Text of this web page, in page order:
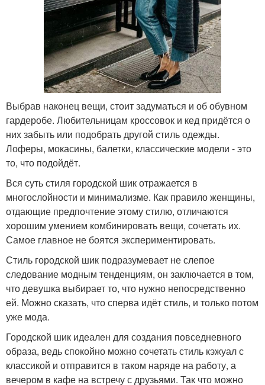
Выбрав наконец вещи, стоит задуматься и об обувном
гардеробе. Любительницам кроссовок и кед придётся о
них забыть или подобрать другой стиль одежды.
Лоферы, мокасины, балетки, классические модели - это
то, что подойдёт.
Вся суть стиля городской шик отражается в
многослойности и минимализме. Как правило женщины,
отдающие предпочтение этому стилю, отличаются
хорошим умением комбинировать вещи, сочетать их.
Самое главное не боятся экспериментировать.
Стиль городской шик подразумевает не слепое
следование модным тенденциям, он заключается в том,
что девушка выбирает то, что нужно непосредственно
ей. Можно сказать, что сперва идёт стиль, и только потом
уже мода.
Городской шик идеален для создания повседневного
образа, ведь спокойно можно сочетать стиль кэжуал с
классикой и отправится в таком наряде на работу, а
вечером в кафе на встречу с друзьями. Так что можно